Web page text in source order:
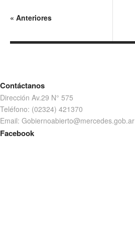
« Anteriores
Contáctanos
Dirección Av.29 N° 575
Teléfono: (02324) 421370
Email: Gobiernoabierto@mercedes.gob.ar
Facebook